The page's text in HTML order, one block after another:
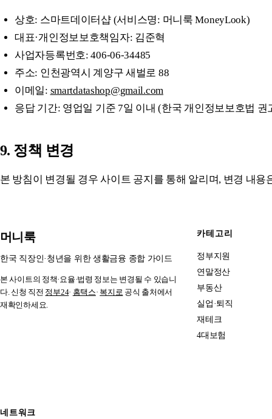
상호: 스마트데이터샵 (서비스명: 머니룩 MoneyLook)
대표·개인정보보호책임자: 김준혁
사업자등록번호: 406-06-34485
주소: 인천광역시 계양구 새벌로 88
이메일: smartdatashop@gmail.com
응답 기간: 영업일 기준 7일 이내 (한국 개인정보보호법 권
9. 정책 변경
본 방침이 변경될 경우 사이트 공지를 통해 알리며, 변경 내용
머니룩
한국 직장인·청년을 위한 생활금융 종합 가이드
본 사이트의 정책·요율·법령 정보는 변경될 수 있습니
다. 신청 직전 정부24· 홈택스· 복지로 공식 출처에서
재확인하세요.
카테고리
정부지원
연말정산
부동산
실업·퇴직
재테크
4대보험
네트워크